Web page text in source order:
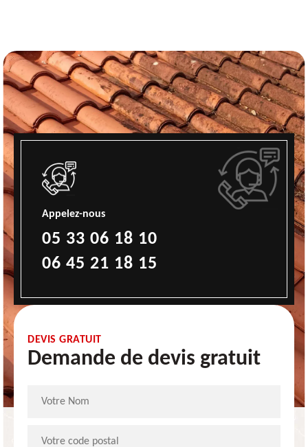
Appelez-nous
05 33 06 18 10
06 45 21 18 15
DEVIS GRATUIT
Demande de devis gratuit